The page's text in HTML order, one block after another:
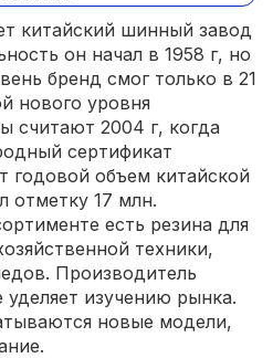
китайский шинный завод
он начал в 1958 г, но
бренд смог только в 21
нового уровня
считают 2004 г, когда
сертификат
годовой объем китайской
отметку 17 млн.
есть резина для
техники,
Производитель
изучению рынка.
новые модели,